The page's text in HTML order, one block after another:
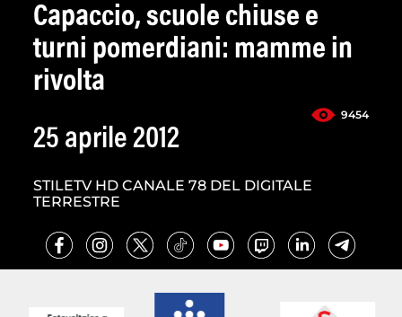
Capaccio, scuole chiuse e
turni pomerdiani: mamme in
rivolta
9454
25 aprile 2012
STILETV HD CANALE 78 DEL DIGITALE
TERRESTRE